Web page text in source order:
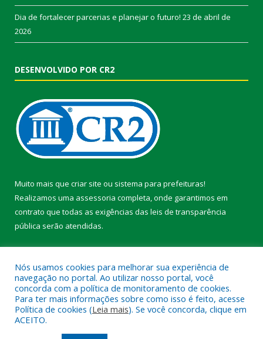
Dia de fortalecer parcerias e planejar o futuro! 23 de abril de
2026
DESENVOLVIDO POR CR2
Muito mais que criar site ou sistema para prefeituras!
Realizamos uma assessoria completa, onde garantimos em
contrato que todas as exigências das leis de transparência
pública serão atendidas.
Todos os direitos reservados a Prefeitura Municipal de Faro.
Nós usamos cookies para melhorar sua experiência de
navegação no portal. Ao utilizar nosso portal, você
concorda com a política de monitoramento de cookies.
Para ter mais informações sobre como isso é feito, acesse
Política de cookies (Leia mais). Se você concorda, clique em
ACEITO.